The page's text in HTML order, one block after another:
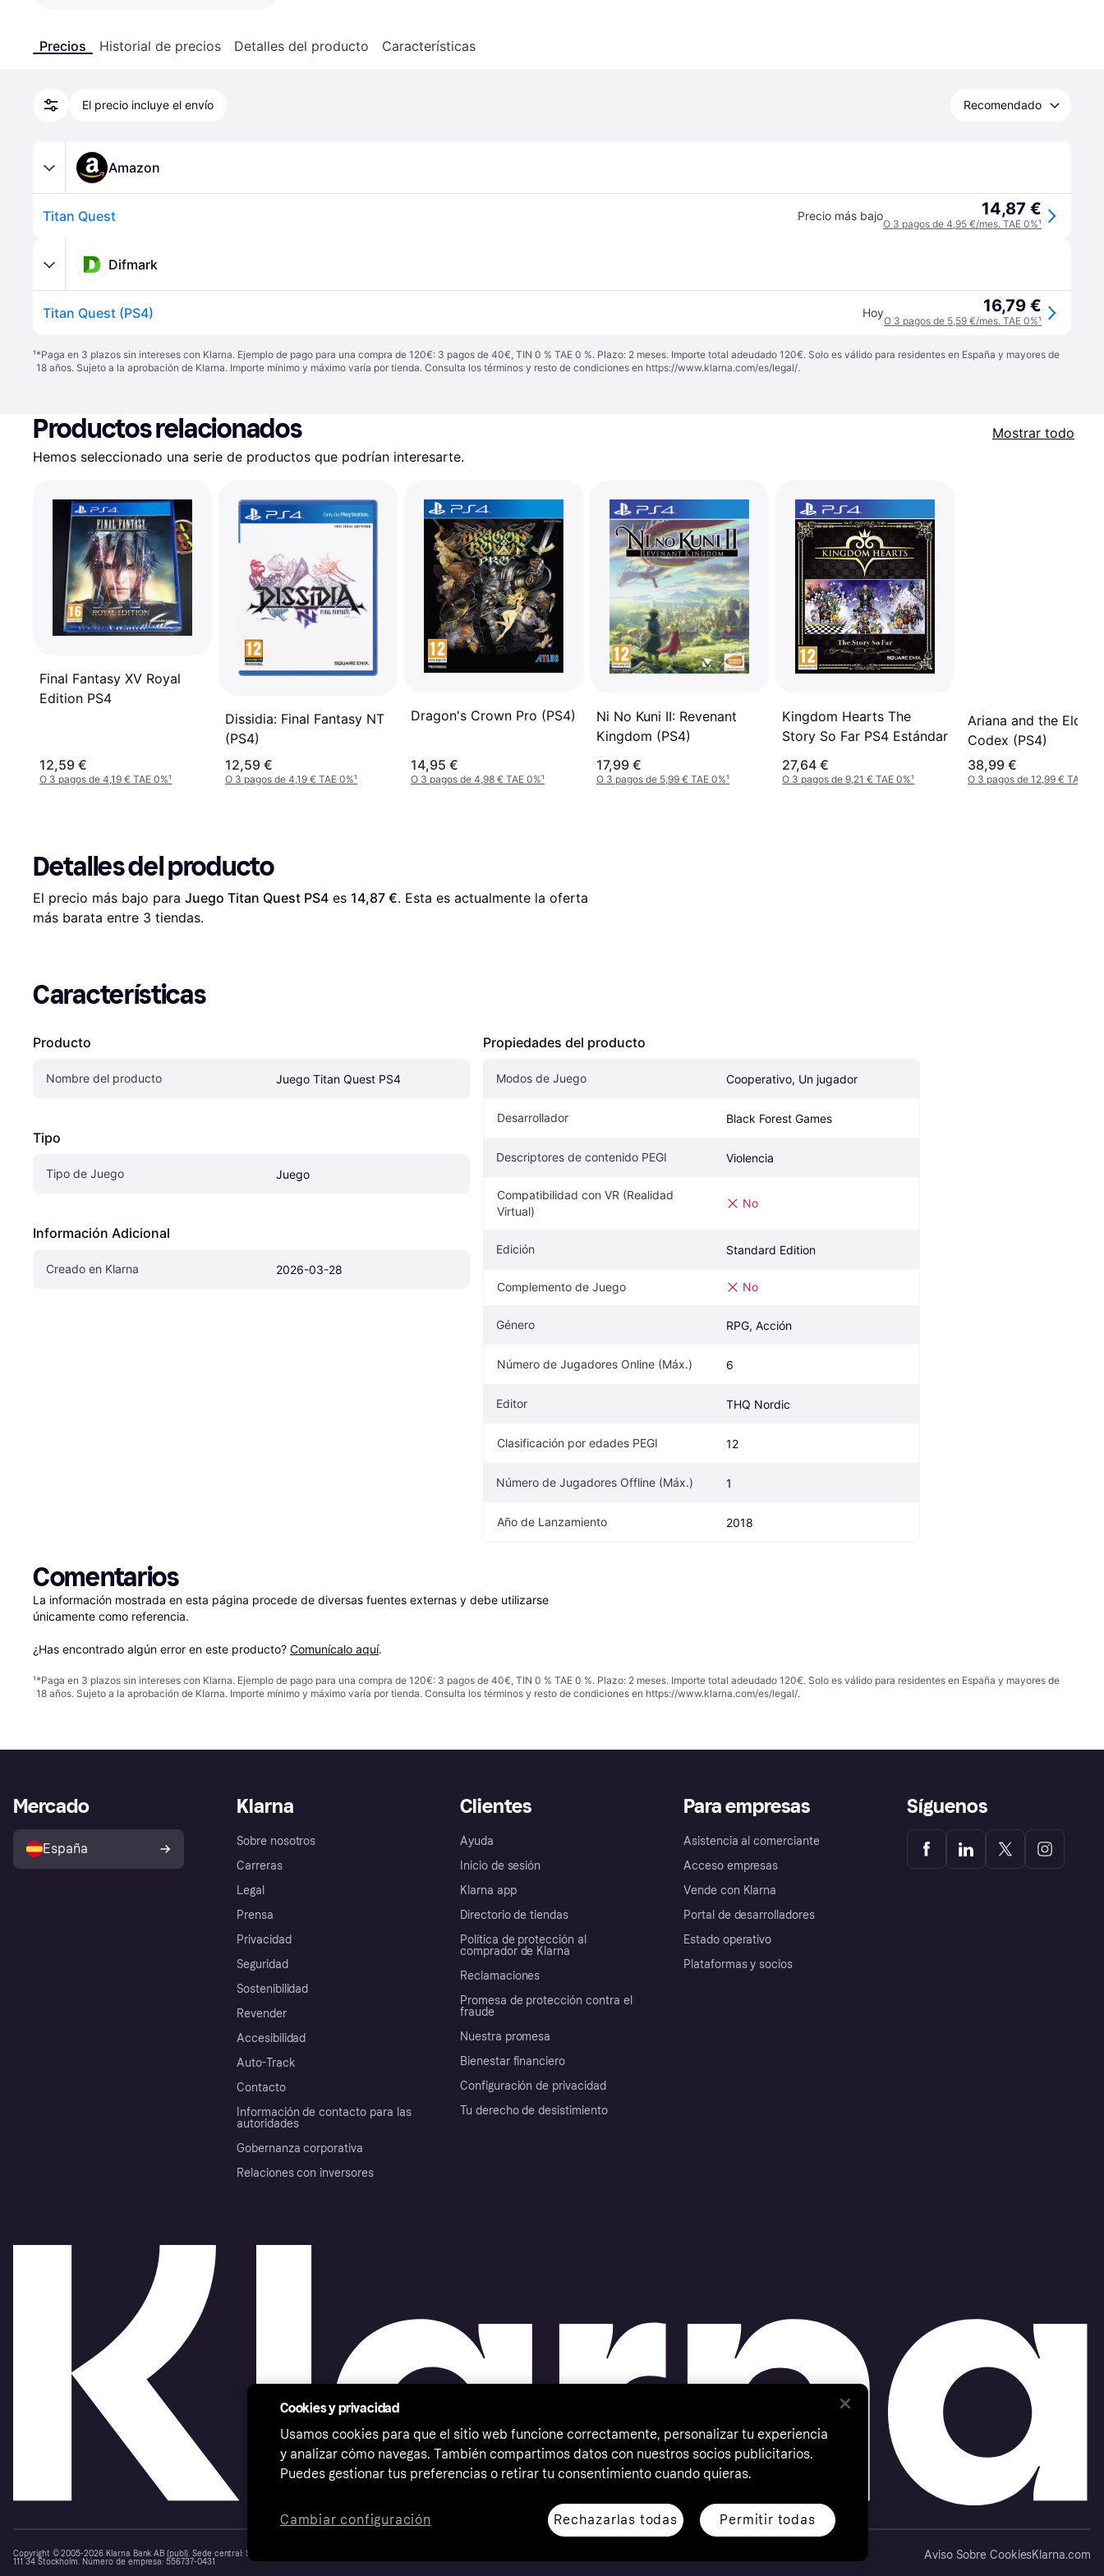
Precios Historial de precios Detalles del producto Características
El precio incluye el envío Recomendado
Amazon
Titan Quest Precio más bajo 14,87 €
O 3 pagos de 4,95 €/mes. TAE 0%¹
Difmark
Titan Quest (PS4) Hoy 16,79 €
O 3 pagos de 5,59 €/mes. TAE 0%¹
¹*Paga en 3 plazos sin intereses con Klarna. Ejemplo de pago para una compra de 120€: 3 pagos de 40€, TIN 0 % TAE 0 %. Plazo: 2 meses. Importe total adeudado 120€. Solo es válido para residentes en España y mayores de
18 años. Sujeto a la aprobación de Klarna. Importe mínimo y máximo varía por tienda. Consulta los términos y resto de condiciones en https://www.klarna.com/es/legal/.
Productos relacionados
Mostrar todo
Hemos seleccionado una serie de productos que podrían interesarte.
Final Fantasy XV Royal
Edition PS4
12,59 €
O 3 pagos de 4,19 € TAE 0%¹
Dissidia: Final Fantasy NT
(PS4)
12,59 €
O 3 pagos de 4,19 € TAE 0%¹
Dragon's Crown Pro (PS4)
14,95 €
O 3 pagos de 4,98 € TAE 0%¹
Ni No Kuni II: Revenant
Kingdom (PS4)
17,99 €
O 3 pagos de 5,99 € TAE 0%¹
Kingdom Hearts The
Story So Far PS4 Estándar
27,64 €
O 3 pagos de 9,21 € TAE 0%¹
Ariana and the Elder
Codex (PS4)
38,99 €
O 3 pagos de 12,99 € TAE 0%
Detalles del producto
El precio más bajo para Juego Titan Quest PS4 es 14,87 €. Esta es actualmente la oferta
más barata entre 3 tiendas.
Características
Producto
Nombre del producto Juego Titan Quest PS4
Tipo
Tipo de Juego Juego
Información Adicional
Creado en Klarna 2026-03-28
Propiedades del producto
Modos de Juego Cooperativo, Un jugador
Desarrollador Black Forest Games
Descriptores de contenido PEGI Violencia
Compatibilidad con VR (Realidad
Virtual)
No
Edición Standard Edition
Complemento de Juego No
Género RPG, Acción
Número de Jugadores Online (Máx.) 6
Editor THQ Nordic
Clasificación por edades PEGI 12
Número de Jugadores Offline (Máx.) 1
Año de Lanzamiento 2018
Comentarios
La información mostrada en esta página procede de diversas fuentes externas y debe utilizarse
únicamente como referencia.
¿Has encontrado algún error en este producto? Comunícalo aquí.
¹*Paga en 3 plazos sin intereses con Klarna. Ejemplo de pago para una compra de 120€: 3 pagos de 40€, TIN 0 % TAE 0 %. Plazo: 2 meses. Importe total adeudado 120€. Solo es válido para residentes en España y mayores de
18 años. Sujeto a la aprobación de Klarna. Importe mínimo y máximo varía por tienda. Consulta los términos y resto de condiciones en https://www.klarna.com/es/legal/.
Klarna
Sobre nosotros
Carreras
Legal
Prensa
Privacidad
Seguridad
Sostenibilidad
Revender
Accesibilidad
Auto-Track
Contacto
Información de contacto para las
autoridades
Gobernanza corporativa
Relaciones con inversores
Clientes
Ayuda
Inicio de sesión
Klarna app
Directorio de tiendas
Política de protección al
comprador de Klarna
Reclamaciones
Promesa de protección contra el
fraude
Nuestra promesa
Bienestar financiero
Configuración de privacidad
Tu derecho de desistimiento
Para empresas
Asistencia al comerciante
Acceso empresas
Vende con Klarna
Portal de desarrolladores
Estado operativo
Plataformas y socios
Mercado
España
Síguenos
Copyright © 2005-2026 Klarna Bank AB (publ). Sede central: Stockholm, Sweden. Todos los derechos reservados. Klarna Bank AB (publ). Sveavägen 46,
111 34 Stockholm. Número de empresa: 556737-0431
Aviso Sobre CookiesKlarna.com
Cookies y privacidad
Usamos cookies para que el sitio web funcione correctamente, personalizar tu experiencia
y analizar cómo navegas. También compartimos datos con nuestros socios publicitarios.
Puedes gestionar tus preferencias o retirar tu consentimiento cuando quieras.
Rechazarlas todas Permitir todas
Cambiar configuración